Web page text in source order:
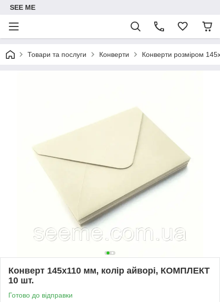
SEE ME
Товари та послуги Конверти Конверти розміром
Конверт 145x110 мм, колір айворі, КОМПЛЕКТ
10 шт.
Готово до відправки